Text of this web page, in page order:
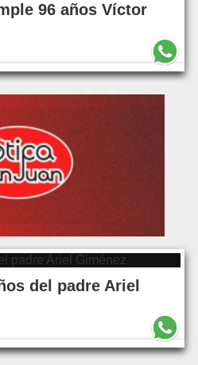
96 años Víctor
del padre Ariel